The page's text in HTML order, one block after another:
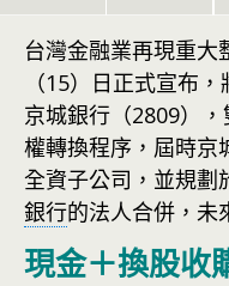
台灣金融業再現重
（15）日正式宣布
京城銀行（2809）
權轉換程序，屆時京
全資子公司，並規劃
銀行的法人合併，未
現金＋換股收